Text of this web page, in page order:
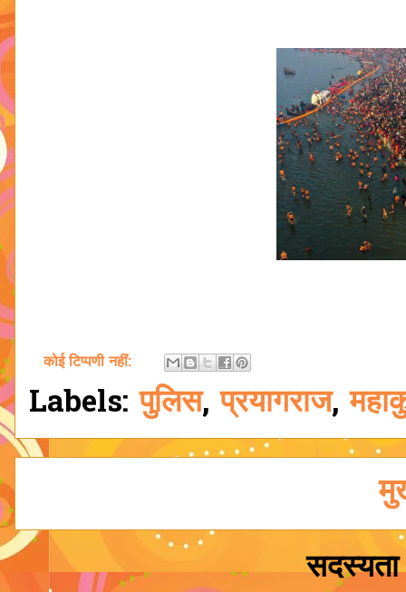
कोई टिप्पणी नहीं:
Labels:पुलिस,प्रयागराज,